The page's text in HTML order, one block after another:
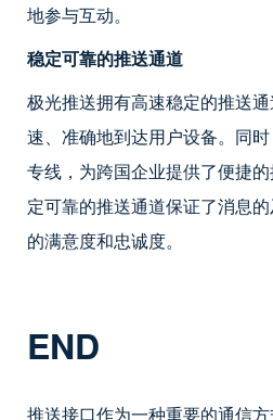
地参与互动。
稳定可靠的推送通道
极光推送拥有高速稳定的推送
速、准确地到达用户设备。同
专线，为跨国企业提供了便捷
定可靠的推送通道保证了消息
的满意度和忠诚度。
END
推送接口作为一种重要的通信